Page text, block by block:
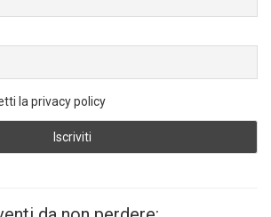
la privacy policy